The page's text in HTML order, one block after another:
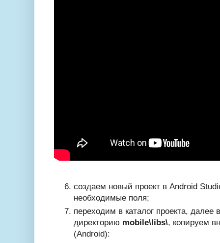
создаем новый проект в Android
необходимые поля;
переходим в каталог проекта, далее в
директорию mobile\libs\, копируем
(Android):